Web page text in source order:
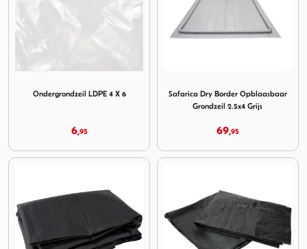
Ondergrondzeil LDPE 4 X 6
6,95
Safarica Dry Border Opblaasbaar
Grondzeil 2.5x4 Grijs
69,95